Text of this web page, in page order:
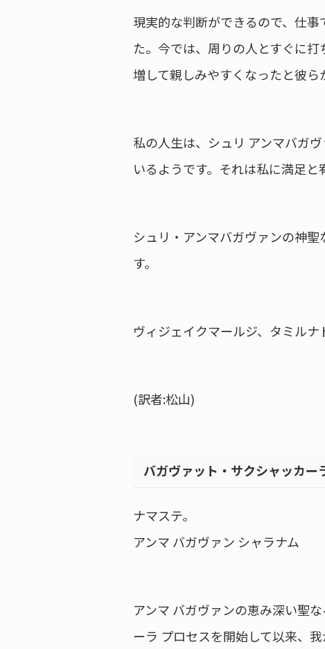
現実的な判断ができるので、仕
た。今では、周りの人とすぐに
増して親しみやすくなったと彼ら
私の人生は、シュリ アンマバガ
いるようです。それは私に満足と
シュリ・アンマバガヴァンの神
す。
ヴィジェイクマールジ、タミル
(訳者:松山)
バガヴァット・サクシャッカー
ナマステ。
アンマ バガヴァン シャラナム
アンマ バガヴァンの恵み深い聖
ーラ プロセスを開始して以来、